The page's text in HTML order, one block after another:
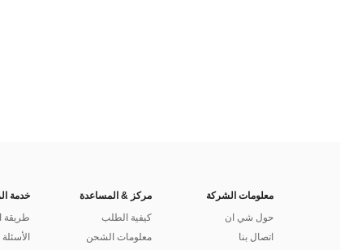
معلومات الشركة
حول شي ان
اتصال بنا
مركز & المساعدة
كيفية الطلب
معلومات الشحن
خدمة
طريقة